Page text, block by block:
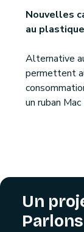
Nouvelles
au
Alternative
permettent
un ruban
Un